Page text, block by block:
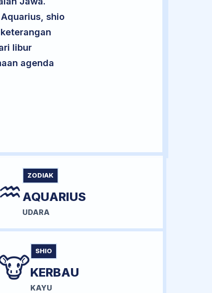
shio
libur
agenda
♒ ZODIAK
AQUARIUS
UDARA
SHIO
KERBAU
KAYU